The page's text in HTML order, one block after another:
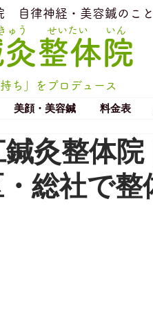
自律神経・美容鍼のこ
整体院
せいたい
ゅう いん
ち」をプロデュース
美顔・美容鍼 料金表
灸整体院
総社で整